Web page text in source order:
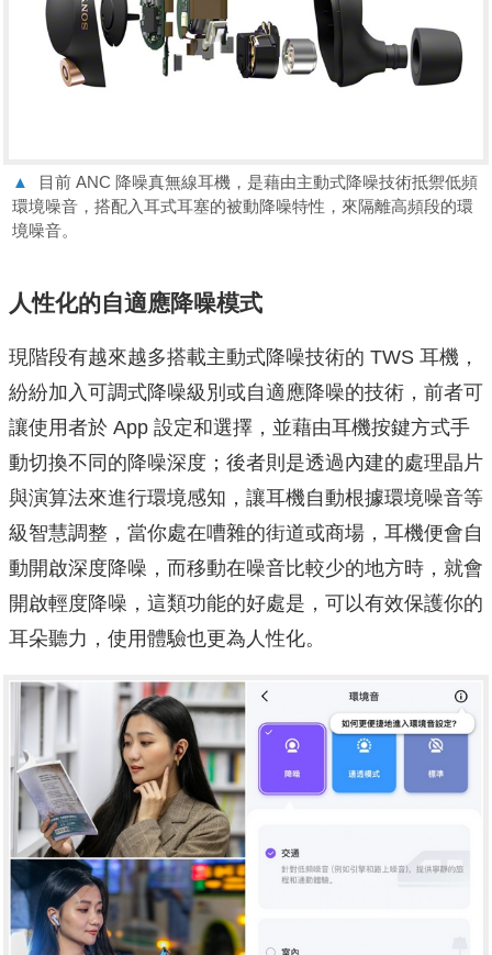
▲
目前 ANC 降噪真無線耳機，是藉由主動式降噪技術抵禦低頻
環境噪音，搭配入耳式耳塞的被動降噪特性，來隔離高頻段的環
境噪音。
人性化的自適應降噪模式
現階段有越來越多搭載主動式降噪技術的 TWS 耳機，
紛紛加入可調式降噪級別或自適應降噪的技術，前者可
讓使用者於 App 設定和選擇，並藉由耳機按鍵方式手
動切換不同的降噪深度；後者則是透過內建的處理晶片
與演算法來進行環境感知，讓耳機自動根據環境噪音等
級智慧調整，當你處在嘈雜的街道或商場，耳機便會自
動開啟深度降噪，而移動在噪音比較少的地方時，就會
開啟輕度降噪，這類功能的好處是，可以有效保護你的
耳朵聽力，使用體驗也更為人性化。